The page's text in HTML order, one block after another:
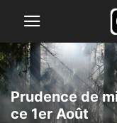
Prudence de
ce 1er Août